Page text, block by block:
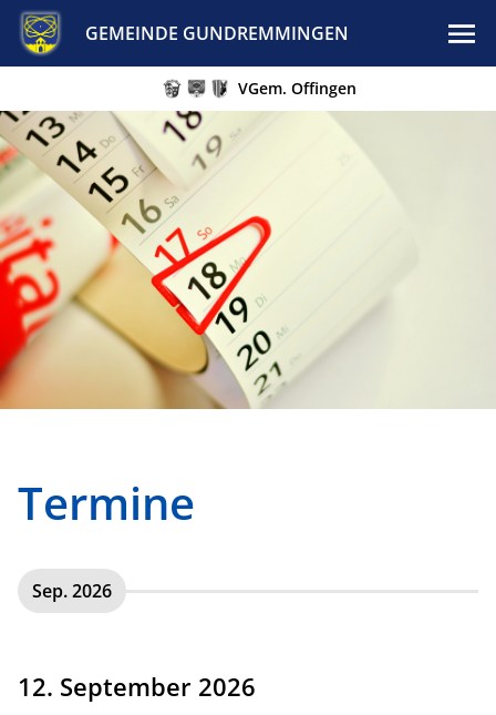
GEMEINDE GUNDREMMINGEN
VGem. Offingen
Termine
Sep. 2026
12. September 2026